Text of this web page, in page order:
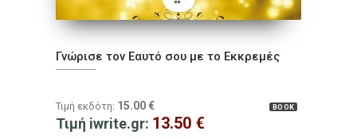
Γνώρισε τον Εαυτό σου με το Εκκρεμές
BOOK
Τιμή εκδότη: 15.00 €
Τιμή iwrite.gr: 13.50 €